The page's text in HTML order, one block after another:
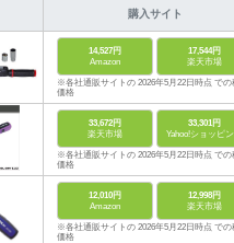
購入サイト
14,527円
Amazon
17,544円
楽天市場
※各社通販サイトの 2026年5月22日時点 での
価格
33,672円
楽天市場
33,301円
Yahoo!ショッピ
※各社通販サイトの 2026年5月22日時点 での
価格
12,010円
Amazon
12,998円
楽天市場
※各社通販サイトの 2026年5月22日時点 での
価格